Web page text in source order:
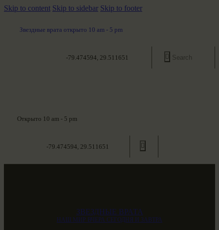
Skip to content Skip to sidebar Skip to footer
Звездные врата открыто 10 am - 5 pm
-79.474594, 29.511651
Открыто 10 am - 5 pm
-79.474594, 29.511651
ЗВЕЗДНЫЕ ВРАТА
НАШ МИР ВЧЕРА СЕГОДНЯ И ЗАВТРА